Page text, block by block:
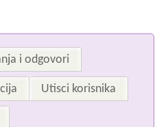
i odgovori
Utisci korisnika